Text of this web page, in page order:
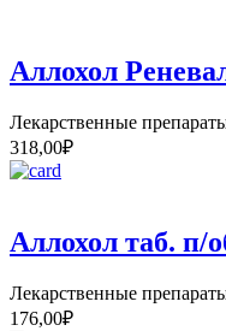
Аллохол
Лекарственные
318,00₽
Аллохол таб. п/
Лекарственные
176,00₽